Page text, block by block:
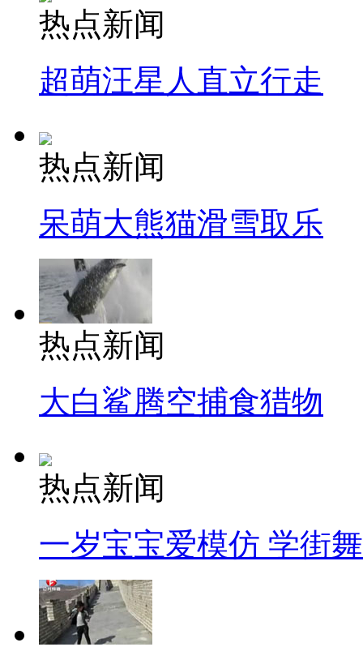
热点新闻
超萌汪星人直立行走
热点新闻
呆萌大熊猫滑雪取乐
热点新闻
大白鲨腾空捕食猎物
热点新闻
一岁宝宝爱模仿 学街